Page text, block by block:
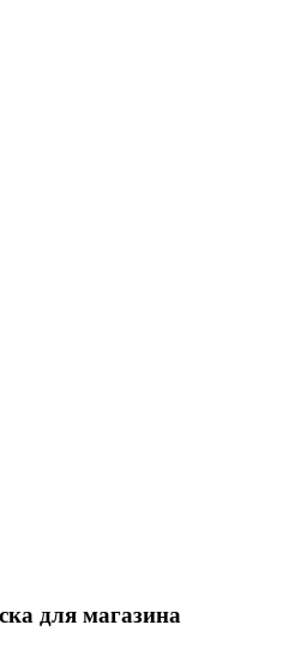
для магазина